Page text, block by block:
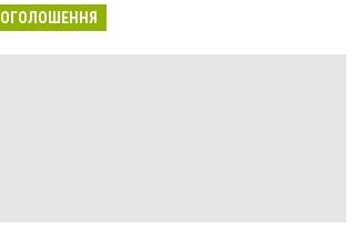
ОГОЛОШЕННЯ